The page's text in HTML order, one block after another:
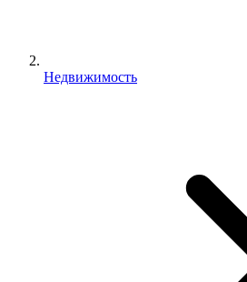
Недвижимость